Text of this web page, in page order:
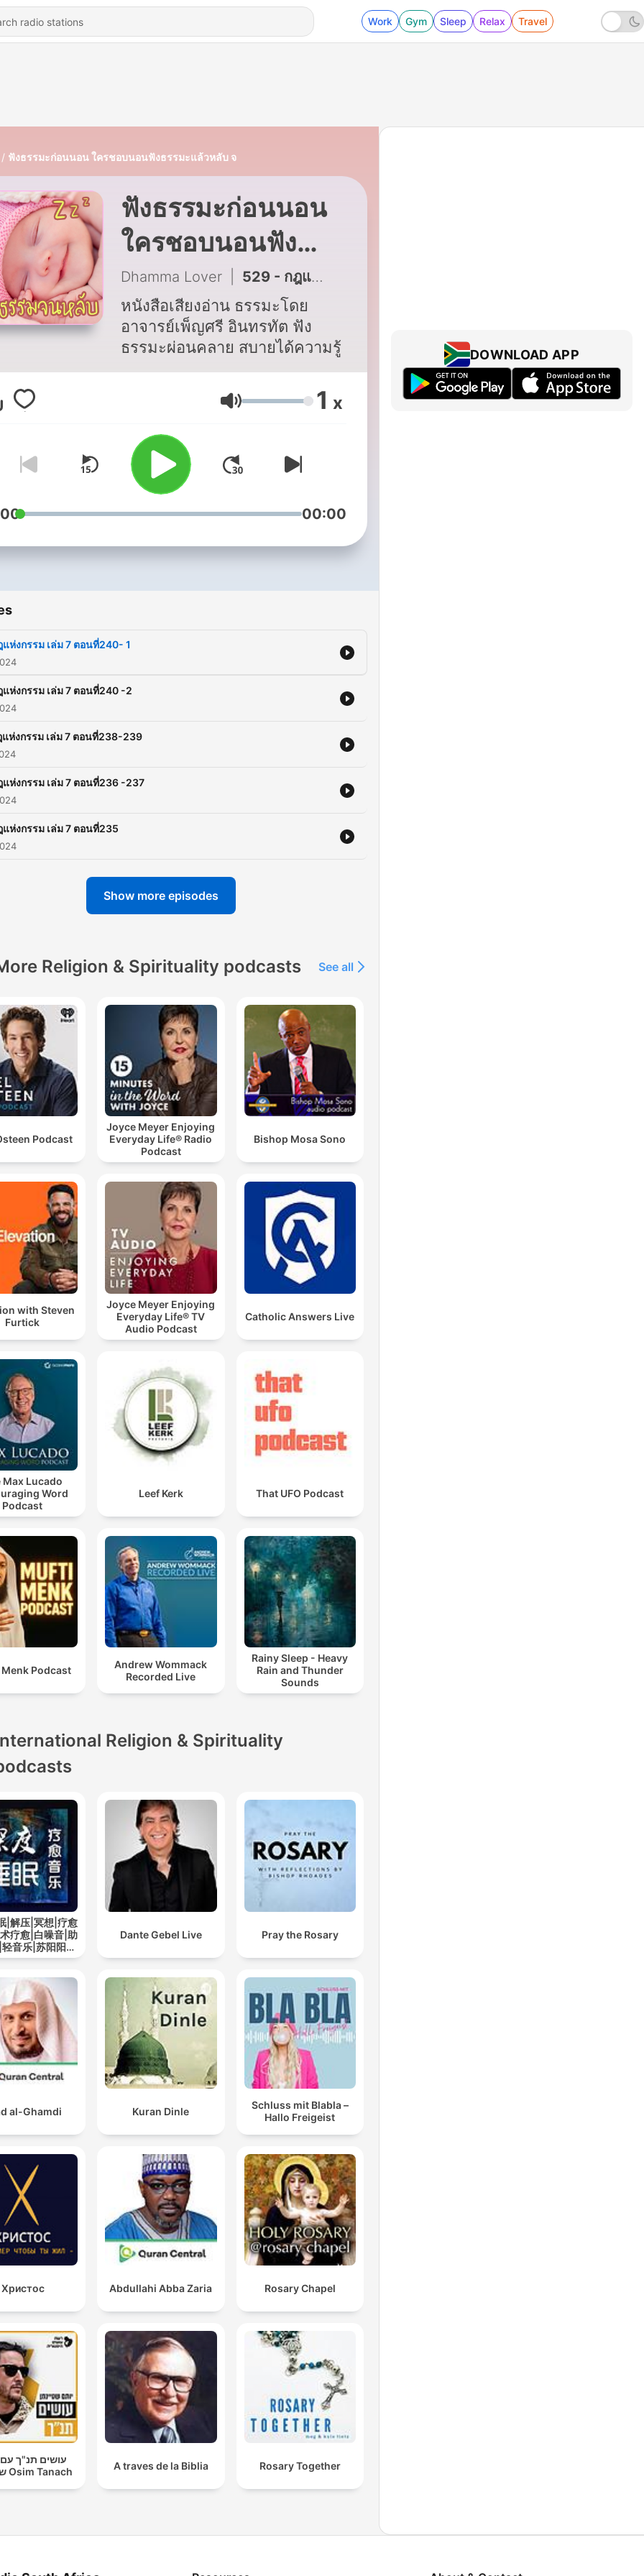
Work Gym Sleep Relax Travel
ฟังธรรมะก่อนนอน ใครชอบนอนฟังธรรมะแล้วหลับ จ
ฟังธรรมะก่อนนอน
ใครชอบนอนฟัง
ธรรมะแล้วหลับ จ
Dhamma Lover 529 - กฎแห่งกรรม เล่ม 7 ตอนที่240- 1
หนังสือเสียงอ่าน ธรรมะโดย
อาจารย์เพ็ญศรี อินทรทัต ฟัง
ธรรมะผ่อนคลาย สบายได้ความรู้
Volume 1 x
00:00
แห่งกรรม เล่ม 7 ตอนที่240- 1
แห่งกรรม เล่ม 7 ตอนที่240 -2
แห่งกรรม เล่ม 7 ตอนที่238-239
แห่งกรรม เล่ม 7 ตอนที่236 -237
แห่งกรรม เล่ม 7 ตอนที่235
Show more episodes
Religion & Spirituality podcasts See all
Podcast
Joyce Meyer Enjoying
Everyday Life® Radio
Podcast
Bishop Mosa Sono
with Steven
Furtick
Joyce Meyer Enjoying
Everyday Life® TV
Audio Podcast
Catholic Answers Live
Max Lucado
Word
Podcast
Leef Kerk That UFO Podcast
Podcast
Andrew Wommack
Recorded Live
Rainy Sleep - Heavy
Rain and Thunder
Sounds
Religion & Spirituality
|解压|冥想|疗愈
疗愈|白噪音|助
音乐|苏阳阳频
道
Dante Gebel Live Pray the Rosary
al-Ghamdi Kuran Dinle
Schluss mit Blabla –
Hallo Freigeist
Христос Abdullahi Abba Zaria Rosary Chapel
עושים תנ"ך
שטיינמן Osim Tanach
A traves de la Biblia Rosary Together
DOWNLOAD APP